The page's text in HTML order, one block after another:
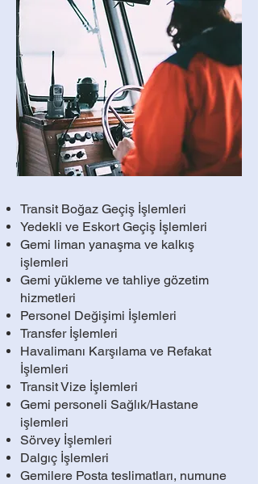
​Transit Boğaz Geçiş İşlemleri
Yedekli ve Eskort Geçiş İşlemleri
Gemi liman yanaşma ve kalkış
işlemleri
Gemi yükleme ve tahliye gözetim
hizmetleri
Personel Değişimi İşlemleri
Transfer İşlemleri
Havalimanı Karşılama ve Refakat
İşlemleri
Transit Vize İşlemleri
Gemi personeli Sağlık/Hastane
işlemleri
Sörvey İşlemleri
Dalgıç İşlemleri
Gemilere Posta teslimatları, numune